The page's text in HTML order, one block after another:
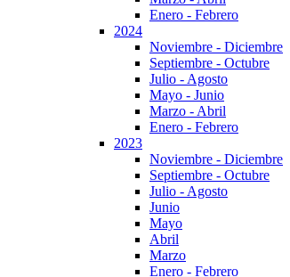
Enero - Febrero
2024
Noviembre - Diciembre
Septiembre - Octubre
Julio - Agosto
Mayo - Junio
Marzo - Abril
Enero - Febrero
2023
Noviembre - Diciembre
Septiembre - Octubre
Julio - Agosto
Junio
Mayo
Abril
Marzo
Enero - Febrero